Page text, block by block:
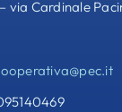
via Cardinale